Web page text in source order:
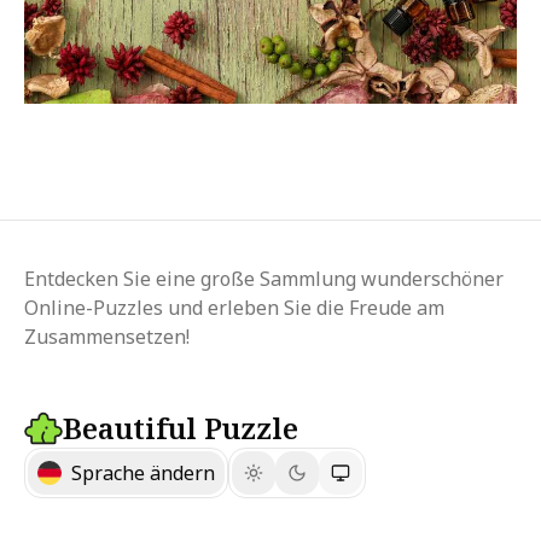
Entdecken Sie eine große Sammlung wunderschöner
Online-Puzzles und erleben Sie die Freude am
Zusammensetzen!
Beautiful Puzzle
Sprache ändern